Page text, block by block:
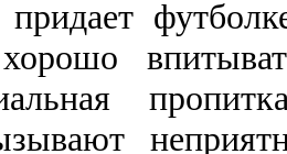
придает
хорошо